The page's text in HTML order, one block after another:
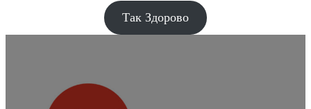
Так Здорово